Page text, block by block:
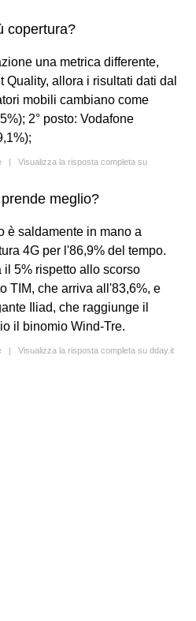
copertura?
una metrica differente,
allora i risultati dati dal
mobili cambiano come
2° posto: Vodafone
| Visualizza la risposta completa su
meglio?
è saldamente in mano a
4G per l'86,9% del tempo.
5% rispetto allo scorso
TIM, che arriva all'83,6%, e
Iliad, che raggiunge il
il binomio Wind-Tre.
| Visualizza la risposta completa su dday.it